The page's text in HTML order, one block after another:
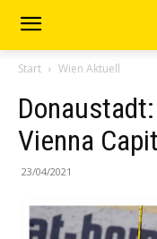
Start Wien Aktuell
Vienna
23/04/2021